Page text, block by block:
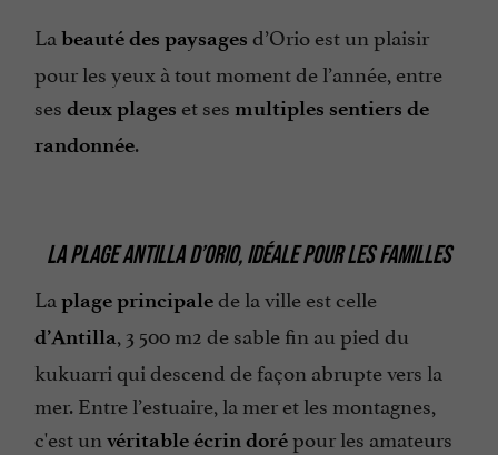
La beauté des paysages d’Orio est un plaisir
pour les yeux à tout moment de l’année, entre
ses deux plages et ses multiples sentiers de
randonnée.
LA PLAGE ANTILLA D’ORIO, IDÉALE POUR LES FAMILLES
La plage principalede la ville est celle
d’Antilla, 3 500 m2 de sable fin au pied du
kukuarri qui descend de façon abrupte vers la
mer. Entre l’estuaire, la mer et les montagnes,
c'est un véritable écrin dorépour les amateurs